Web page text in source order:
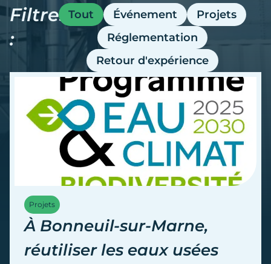
Filtres
:
Événement
Projets
Réglementation
Retour d'expérience
Tout
Projets
À Bonneuil-sur-Marne,
réutiliser les eaux usées